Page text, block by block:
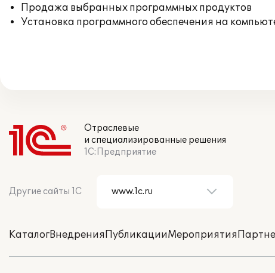
Продажа выбранных программных продуктов
Установка программного обеспечения на
Отраслевые
и специализированные решения
1С:Предприятие
Другие сайты 1С
КаталогВнедренияПубликацииМероприятия